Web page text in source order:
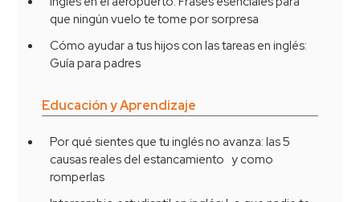
que ningún vuelo te tome por sorpresa
Cómo ayudar a tus hijos con las tareas en inglés:
Guía para padres
Educación y Aprendizaje
Por qué sientes que tu inglés no avanza: las 5
causas reales del estancamiento y como
romperlas